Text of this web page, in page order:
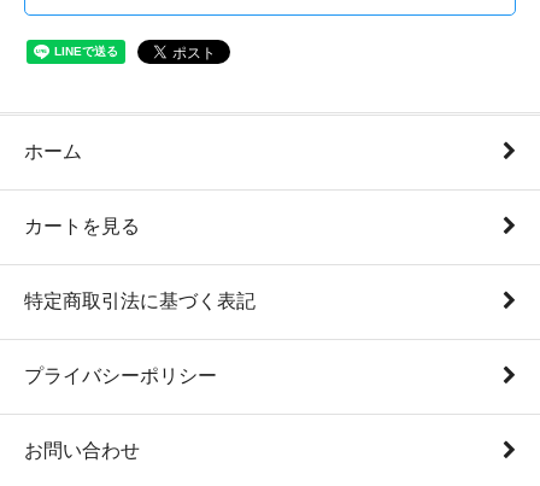
ホーム
カートを見る
特定商取引法に基づく表記
プライバシーポリシー
お問い合わせ